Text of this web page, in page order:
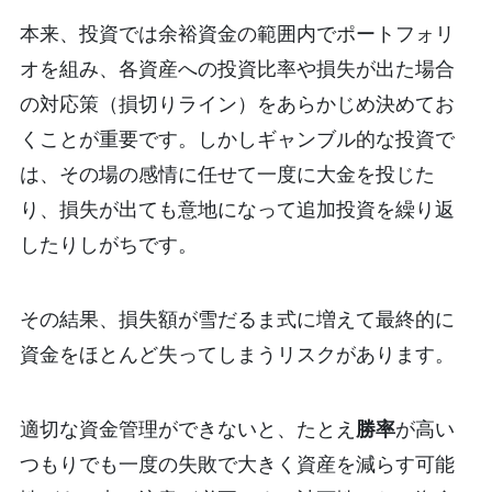
本来、投資では余裕資金の範囲内でポートフォリ
オを組み、各資産への投資比率や損失が出た場合
の対応策（損切りライン）をあらかじめ決めてお
くことが重要です。しかしギャンブル的な投資で
は、その場の感情に任せて一度に大金を投じた
り、損失が出ても意地になって追加投資を繰り返
したりしがちです。
その結果、損失額が雪だるま式に増えて最終的に
資金をほとんど失ってしまうリスクがあります。
適切な資金管理ができないと、たとえ 勝率が高い
つもりでも一度の失敗で大きく資産を減らす可能